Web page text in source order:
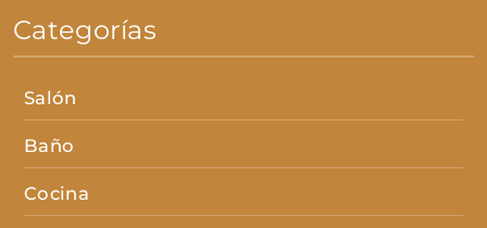
Categorías
Salón
Baño
Cocina